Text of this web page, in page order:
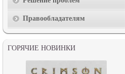
Правообладателям
ГОРЯЧИЕ НОВИНКИ